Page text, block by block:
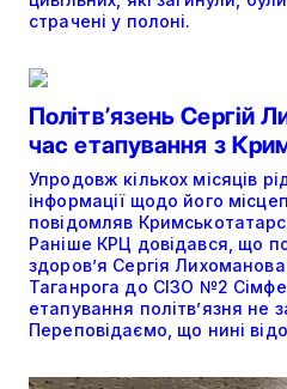
страчені у полоні.
Політвʼязень Сергій
час етапування з
Упродовж кількох місяців
інформації щодо його
повідомляв
Раніше КРЦ довідався, що
здоров’я Сергія
Таганрога до СІЗО №2
етапування політвʼязня не
Переповідаємо, що нині